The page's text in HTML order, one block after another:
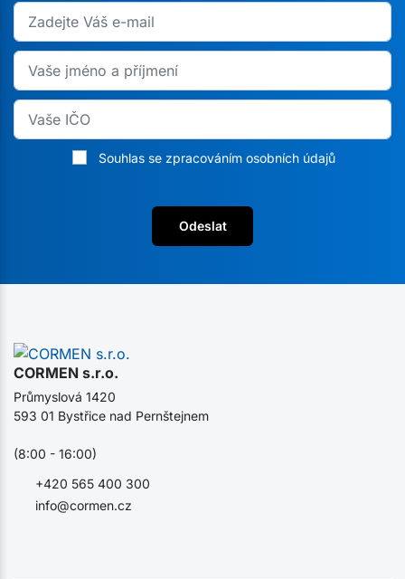
Souhlas se zpracováním osobních údajů
Odeslat
CORMEN s.r.o.
info@cormen.cz
+420 565 400 300
Průmyslová 1420
593 01 Bystřice nad Pernštejnem
(8:00 - 16:00)